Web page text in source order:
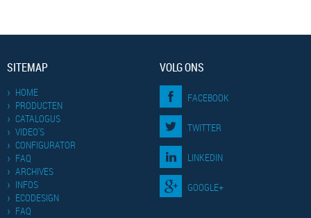
SITEMAP
HOME
PRODUCTEN
CATALOGUS
VIDEO'S
CONFIGURATOR
FAQ
ARCHIVES
INFOS
ECODESIGN
FAQ
VOLG ONS
FACEBOOK
TWITTER
LINKEDIN
GOOGLE+